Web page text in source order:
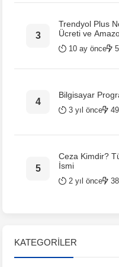
Trendyol Plus
Ücreti ve
10 ay önce
Bilgisayar
3 yıl önce
Ceza Kimdir?
İsmi
2 yıl önce
KATEGORILER